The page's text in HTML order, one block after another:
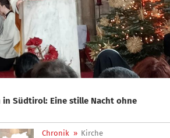
Chronik » Kirche